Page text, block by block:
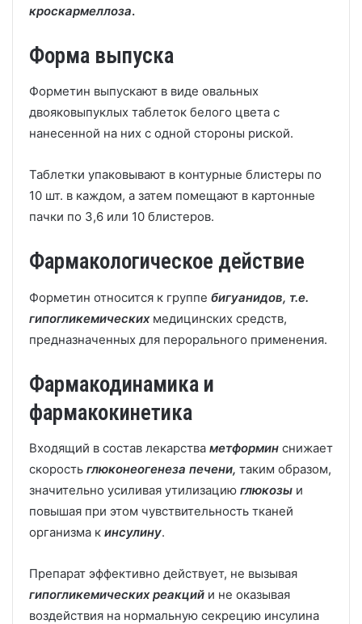
кроскармеллоза.
Форма выпуска
Форметин выпускают в виде овальных
двояковыпуклых таблеток белого цвета с
нанесенной на них с одной стороны риской.
Таблетки упаковывают в контурные блистеры по
10 шт. в каждом, а затем помещают в картонные
пачки по 3,6 или 10 блистеров.
Фармакологическое действие
Форметин относится к группе бигуанидов, т.е.
гипогликемическихмедицинских средств,
предназначенных для перорального применения.
Фармакодинамика и
фармакокинетика
Входящий в состав лекарства метформин снижает
скорость глюконеогенеза печени, таким образом,
значительно усиливая утилизацию глюкозы и
повышая при этом чувствительность тканей
организма к инсулину.
Препарат эффективно действует, не вызывая
гипогликемических реакций и не оказывая
воздействия на нормальную секрецию инсулина